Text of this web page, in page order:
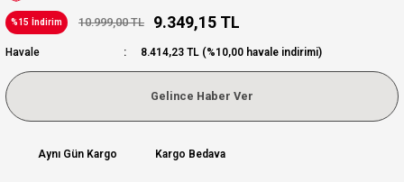
%15 İndirim 10.999,00 TL 9.349,15 TL
Havale 8.414,23 TL (%10,00 havale indirimi)
Gelince Haber Ver
Aynı Gün Kargo Kargo Bedava